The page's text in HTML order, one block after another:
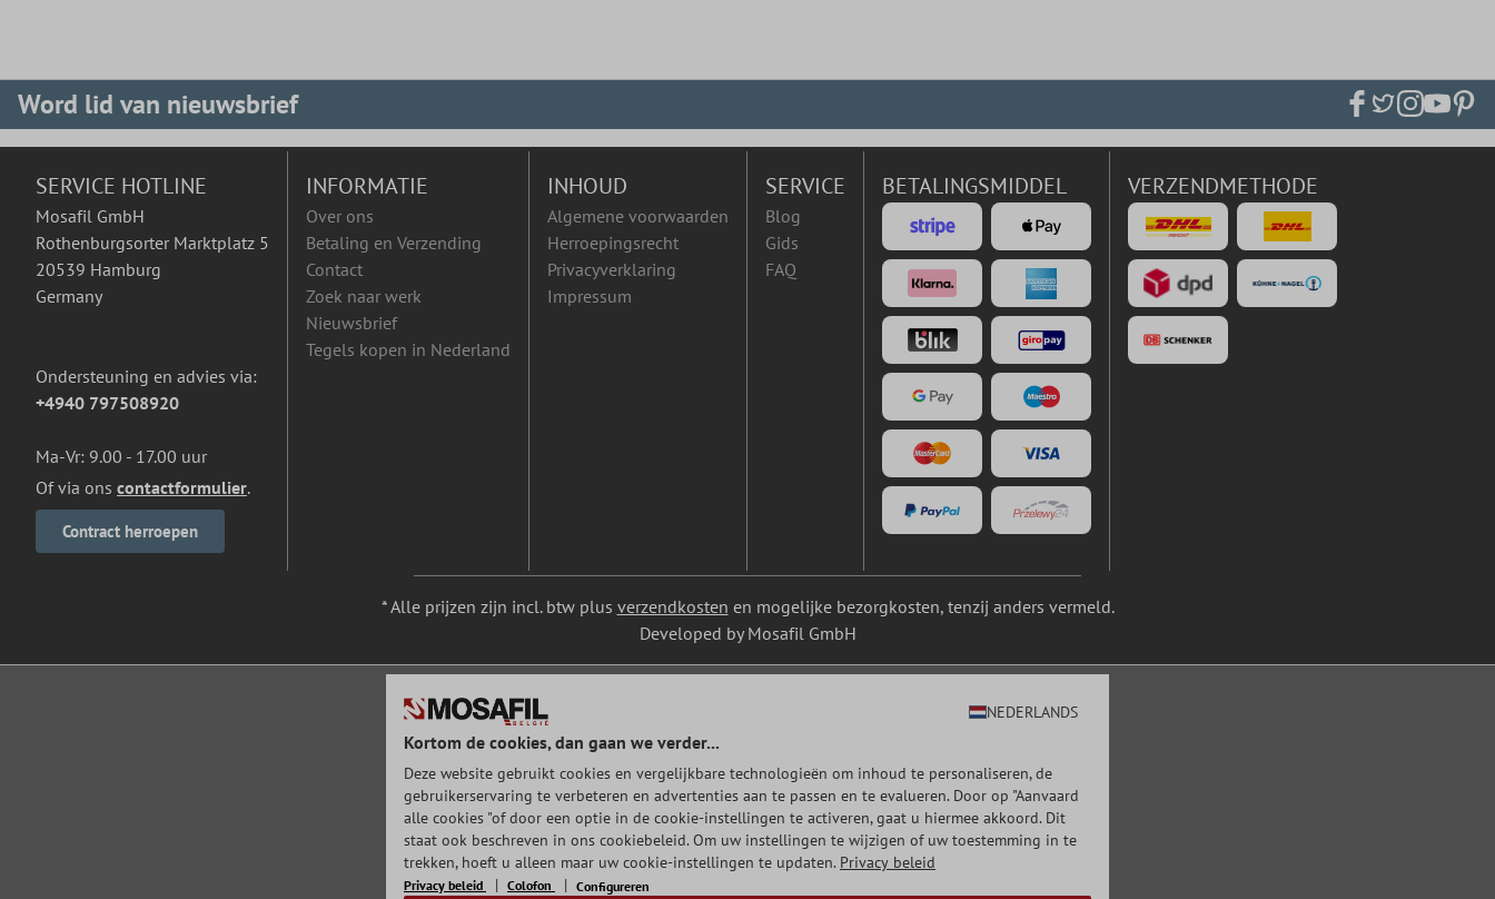
Word lid van nieuwsbrief
SERVICE HOTLINE
Mosafil GmbH
Rothenburgsorter Marktplatz 5
20539 Hamburg
Germany
Ondersteuning en advies via:
+4940 797508920
Ma-Vr: 9.00 - 17.00 uur
Of via ons contactformulier.
Contract herroepen
INFORMATIE
Over ons
Betaling en Verzending
Contact
Zoek naar werk
Nieuwsbrief
Tegels kopen in Nederland
INHOUD
Algemene voorwaarden
Herroepingsrecht
Privacyverklaring
Impressum
SERVICE
Blog
Gids
FAQ
BETALINGSMIDDEL VERZENDMETHODE
* Alle prijzen zijn incl. btw plus verzendkosten en mogelijke bezorgkosten, tenzij anders vermeld.
Developed by Mosafil GmbH
NEDERLANDS
Kortom de cookies, dan gaan we verder...
Deze website gebruikt cookies en vergelijkbare technologieën om inhoud te personaliseren, de
gebruikerservaring te verbeteren en advertenties aan te passen en te evalueren. Door op "Aanvaard
alle cookies "of door een optie in de cookie-instellingen te activeren, gaat u hiermee akkoord. Dit
staat ook beschreven in ons cookiebeleid. Om uw instellingen te wijzigen of uw toestemming in te
trekken, hoeft u alleen maar uw cookie-instellingen te updaten. Privacy beleid
Privacy beleid Colofon Configureren